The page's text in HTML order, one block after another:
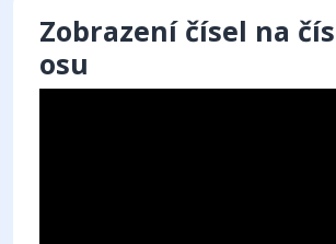
Zobrazení čísel na
osu